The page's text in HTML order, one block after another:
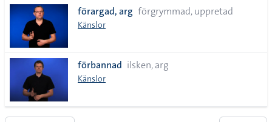
förargad, arg förgrymmad, uppretad
Känslor
förbannad ilsken, arg
Känslor